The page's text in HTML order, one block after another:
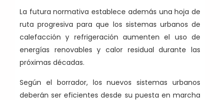
La futura normativa establece además una hoja de
ruta progresiva para que los sistemas urbanos de
calefacción y refrigeración aumenten el uso de
energías renovables y calor residual durante las
próximas décadas.
Según el borrador, los nuevos sistemas urbanos
deberán ser eficientes desde su puesta en marcha